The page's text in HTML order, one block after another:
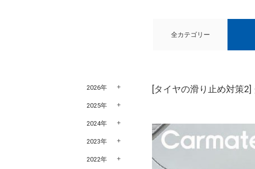
全カテゴリー
[タイヤの滑り止め対策
2026年
2025年
2024年
2023年
2022年